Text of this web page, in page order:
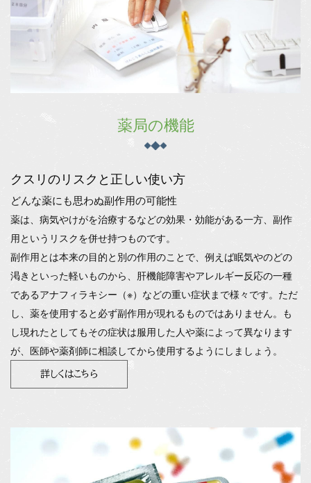
薬局の機能
クスリのリスクと正しい使い方
どんな薬にも思わぬ副作用の可能性
薬は、病気やけがを治療するなどの効果・効能がある一方、副作
用というリスクを併せ持つものです。
副作用とは本来の目的と別の作用のことで、例えば眠気やのどの
渇きといった軽いものから、肝機能障害やアレルギー反応の一種
であるアナフィラキシー（※）などの重い症状まで様々です。 ただ
し、薬を使用すると必ず副作用が現れるものではありません。も
し現れたとしてもその症状は服用した人や薬によって異なります
が、医師や薬剤師に相談してから使用するようにしましょう。
詳しくはこちら